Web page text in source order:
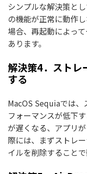
シンプルな解決策と
の機能が正常に動作
場合、再起動によっ
あります。
解決策4．ストレ
する
MacOS Sequiaでは
フォーマンスが低下
が遅くなる、アプリ
際には、まずストレ
イルを削除すること